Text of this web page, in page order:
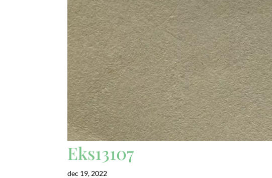
Eks13107
dec 19, 2022